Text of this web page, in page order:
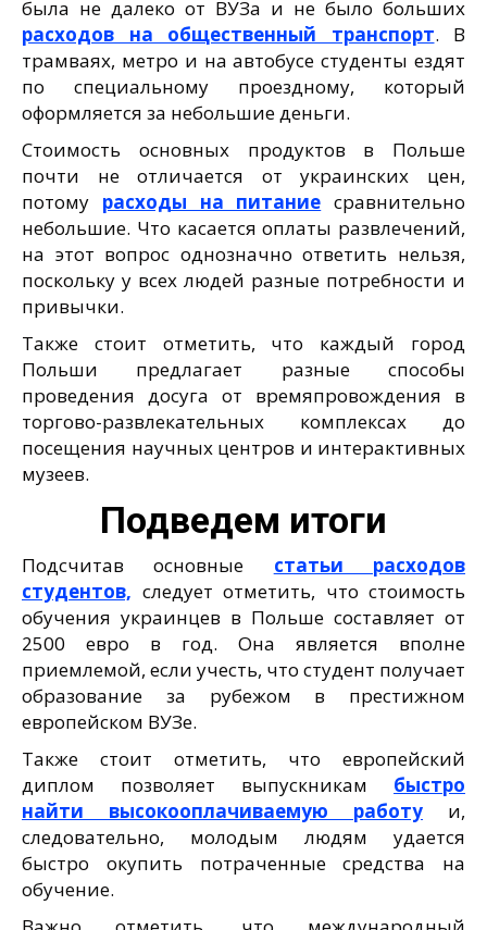
была не далеко от ВУЗа и не было больших
расходов на общественный транспорт. В
трамваях, метро и на автобусе студенты ездят
по специальному проездному, который
оформляется за небольшие деньги.
Стоимость основных продуктов в Польше
почти не отличается от украинских цен,
потому расходы на питание сравнительно
небольшие. Что касается оплаты развлечений,
на этот вопрос однозначно ответить нельзя,
поскольку у всех людей разные потребности и
привычки.
Также стоит отметить, что каждый город
Польши предлагает разные способы
проведения досуга от времяпровождения в
торгово-развлекательных комплексах до
посещения научных центров и интерактивных
музеев.
Подведем итоги
Подсчитав основные статьи расходов
студентов, следует отметить, что стоимость
обучения украинцев в Польше составляет от
2500 евро в год. Она является вполне
приемлемой, если учесть, что студент получает
образование за рубежом в престижном
европейском ВУЗе.
Также стоит отметить, что европейский
диплом позволяет выпускникам быстро
найти высокооплачиваемую работу и,
следовательно, молодым людям удается
быстро окупить потраченные средства на
обучение.